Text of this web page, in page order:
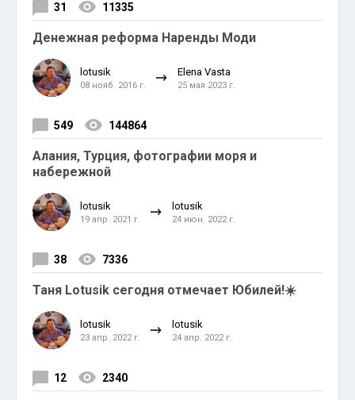
31 11335
Денежная реформа Наренды Моди
lotusik
08 нояб. 2016 г.
Elena Vasta
25 мая 2023 г.
549 144864
Алания, Турция, фотографии моря и
набережной
lotusik
19 апр. 2021 г.
lotusik
24 июн. 2022 г.
38 7336
Таня Lotusik сегодня отмечает Юбилей!☀️
lotusik
23 апр. 2022 г.
lotusik
24 апр. 2022 г.
12 2340